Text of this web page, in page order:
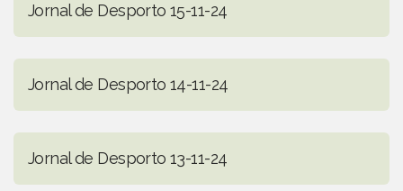
Jornal de Desporto 15-11-24
Jornal de Desporto 14-11-24
Jornal de Desporto 13-11-24